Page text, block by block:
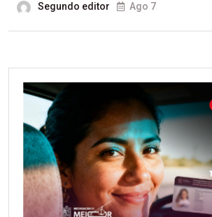
Segundo editor Ago 7